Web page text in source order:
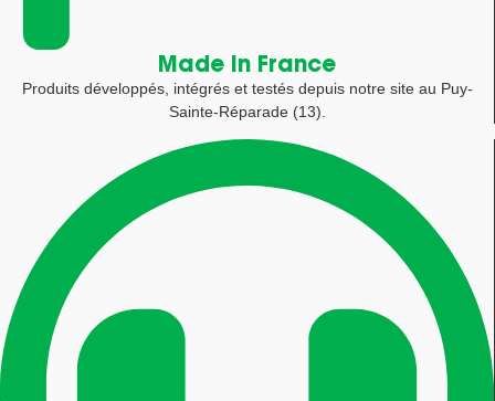
Made in France
Produits développés, intégrés et testés depuis notre site au Puy-
Sainte-Réparade (13).